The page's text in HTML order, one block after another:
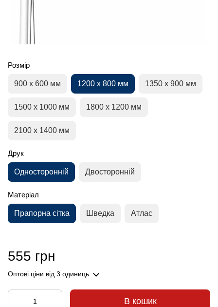
Розмір
900 х 600 мм 1200 х 800 мм 1350 х 900 мм
1500 х 1000 мм 1800 х 1200 мм
2100 х 1400 мм
Друк
Односторонній Двосторонній
Матеріал
Прапорна сітка Шведка Атлас
555 грн
Оптові ціни від 3 одиниць
В кошик